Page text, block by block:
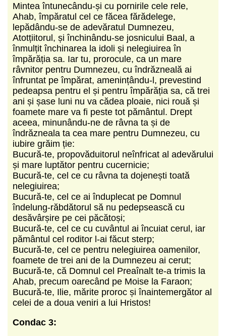
Mintea întunecându-și cu pornirile cele rele,
Ahab, împăratul cel ce făcea fărădelege,
lepădându-se de adevăratul Dumnezeu,
Atotțiitorul, și închinându-se josnicului Baal, a
înmulțit închinarea la idoli și nelegiuirea în
împărăția sa. Iar tu, prorocule, ca un mare
râvnitor pentru Dumnezeu, cu îndrăzneală ai
înfruntat pe împărat, amenințându-l, prevestind
pedeapsa pentru el și pentru împărăția sa, că trei
ani și șase luni nu va cădea ploaie, nici rouă și
foamete mare va fi peste tot pământul. Drept
aceea, minunându-ne de râvna ta și de
îndrăzneala ta cea mare pentru Dumnezeu, cu
iubire grăim ție:
Bucură-te, propovăduitorul neînfricat al adevărului
și mare luptător pentru cucernicie;
Bucură-te, cel ce cu râvna ta dojenești toată
nelegiuirea;
Bucură-te, cel ce ai înduplecat pe Domnul
îndelung-răbdătorul să nu pedepsească cu
desăvârșire pe cei păcătoși;
Bucură-te, cel ce cu cuvântul ai încuiat cerul, iar
pământul cel roditor l-ai făcut sterp;
Bucură-te, cel ce pentru nelegiuirea oamenilor,
foamete de trei ani de la Dumnezeu ai cerut;
Bucură-te, că Domnul cel Preaînalt te-a trimis la
Ahab, precum oarecând pe Moise la Faraon;
Bucură-te, Ilie, mărite proroc și înaintemergător al
celei de a doua veniri a lui Hristos!
Condac 3: